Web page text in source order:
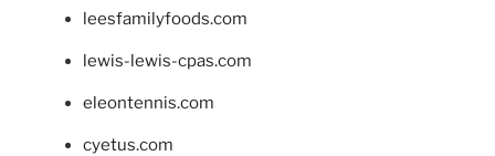
leesfamilyfoods.com
lewis-lewis-cpas.com
eleontennis.com
cyetus.com